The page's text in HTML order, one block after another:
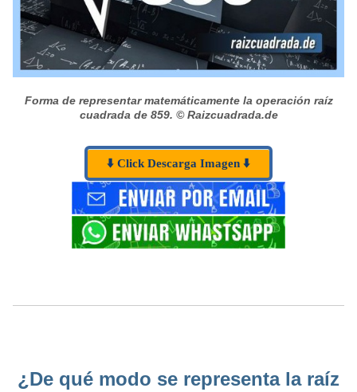
Forma de representar matemáticamente la operación raíz
cuadrada de 859. © Raizcuadrada.de
⬇️ Click Descarga Imagen ⬇️
¿De qué modo se representa la raíz